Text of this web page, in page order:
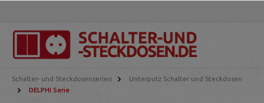
Schalter- und Steckdosenserien
Unterputz Schalter und Steckdosen
DELPHI Serie